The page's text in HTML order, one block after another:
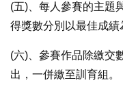
(五)、每人參賽的主題
得獎數分別以最佳成績
(六)、參賽作品除繳交
出，一併繳至訓育組。